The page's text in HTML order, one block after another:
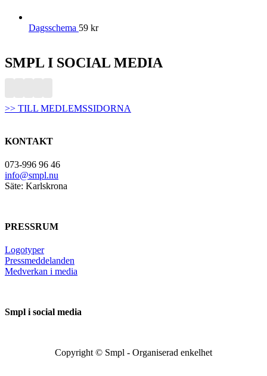
Dagsschema 59 kr
SMPL I SOCIAL MEDIA
>> TILL MEDLEMSSIDORNA
KONTAKT
073-996 96 46
info@smpl.nu
Säte: Karlskrona
PRESSRUM
Logotyper
Pressmeddelanden
Medverkan i media
Smpl i social media
Copyright © Smpl - Organiserad enkelhet